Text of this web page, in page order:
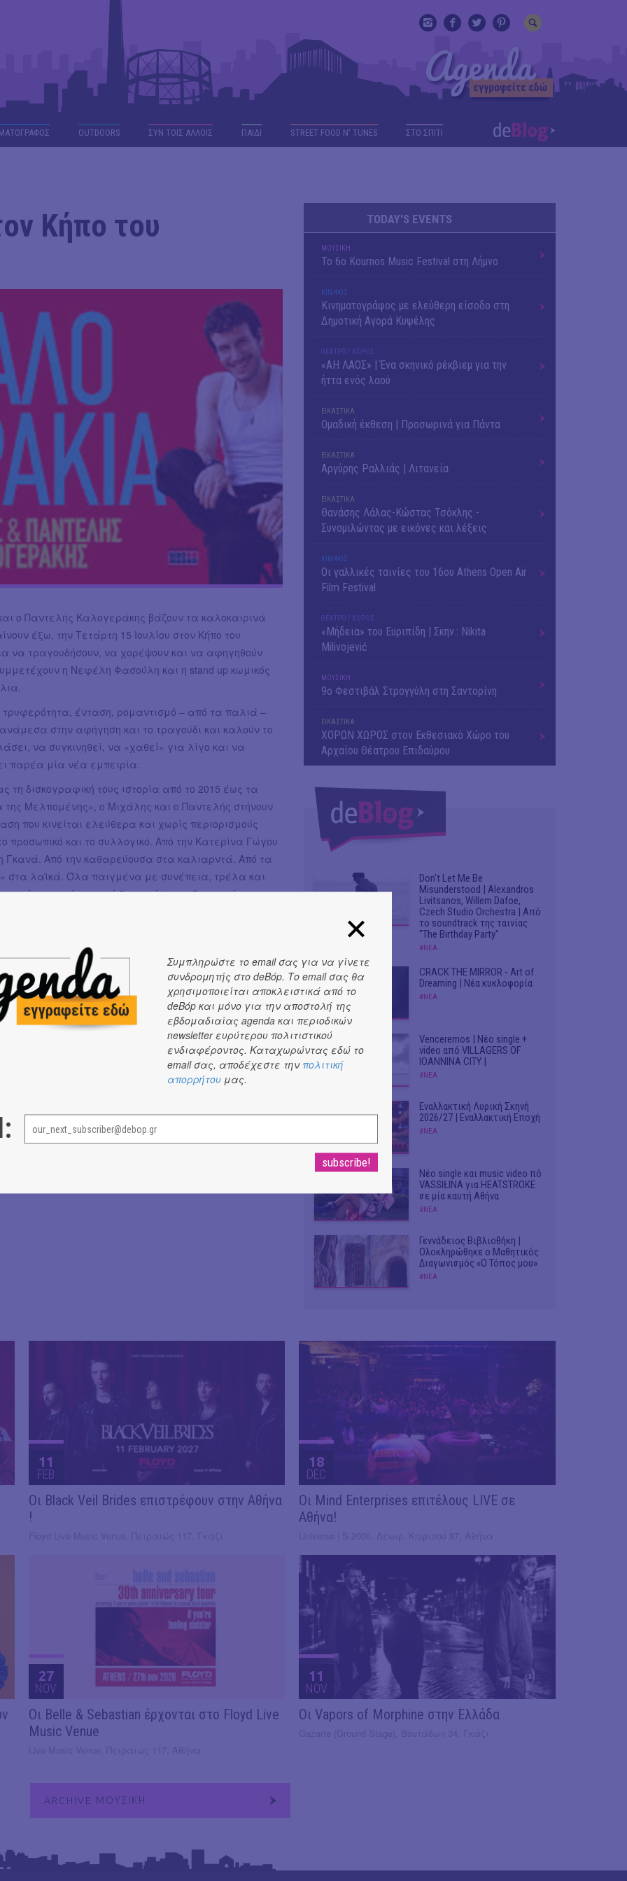
OUTDΟORS ΣΥΝ ΤΟΙΣ ΑΛΛΟΙΣ ΠΑΙΔΙ STREET FOOD N' TUNES ΣΤΟ ΣΠΙΤΙ
Κήπο του
ο Παντελής Καλογεράκης βάζουν τα καλοκαιρινά
έξω, την Τετάρτη 15 Ιουλίου στον Κήπο του
να τραγουδήσουν, να χορέψουν και να αφηγηθούν
η Νεφέλη Φασούλη και η stand up κωμικός
ένταση, ρομαντισμό – από τα παλιά –
στην αφήγηση και το τραγούδι και καλούν το
να συγκινηθεί, να «χαθεί» για λίγο και να
παρέα μία νέα εμπειρία.
τη δισκογραφική τους ιστορία από το 2015 έως τα
Μελπομένης», ο Μιχάλης και ο Παντελής στήνουν
που κινείται ελεύθερα και χωρίς περιορισμούς
προσωπικό και το συλλογικό. Από την Κατερίνα Γώγου
Γκανά. Από την καθαρεύουσα στα καλιαρντά. Από τα
στα λαϊκά. Όλα παιγμένα με συνέπεια, τρέλα και
ενώ για πρώτη φορά θα ακούσουμε ζωντανά τη
Μαντώ Χαντζή →
TODAY'S EVENTS
ΜΟΥΣΙΚΗ
Το 6ο Kournos Music Festival στη Λήμνο
ΚΙΝ/ΦΟΣ
Κινηματογράφος με ελεύθερη είσοδο στη
Δημοτική Αγορά Κυψέλης
ΘΕΑΤΡΟ / ΧΟΡΟΣ
«ΑΗ ΛΑΟΣ» | Ένα σκηνικό ρέκβιεμ για την
ήττα ενός λαού
ΕΙΚΑΣΤΙΚΑ
Ομαδική έκθεση | Προσωρινά για Πάντα
ΕΙΚΑΣΤΙΚΑ
Αργύρης Ραλλιάς | Λιτανεία
ΕΙΚΑΣΤΙΚΑ
Θανάσης Λάλας-Κώστας Τσόκλης -
Συνομιλώντας με εικόνες και λέξεις
ΚΙΝ/ΦΟΣ
Οι γαλλικές ταινίες του 16ου Athens Open Air
Film Festival
ΘΕΑΤΡΟ / ΧΟΡΟΣ
«Μήδεια» του Ευριπίδη | Σκην.: Nikita
Milivojević
ΜΟΥΣΙΚΗ
9o Φεστιβάλ Στρογγύλη στη Σαντορίνη
ΕΙΚΑΣΤΙΚΑ
ΧΟΡΩΝ ΧΩΡΟΣ στον Εκθεσιακό Χώρο του
Αρχαίου Θέατρου Επιδαύρου
Don't Let Me Be
Misunderstood | Alexandros
Livitsanos, Willem Dafoe,
Czech Studio Orchestra | Από
το soundtrack της ταινίας
"The Birthday Party"
#ΝΕΑ
CRACK THE MIRROR - Art of
Dreaming | Νέα κυκλοφορία
#ΝΕΑ
Venceremos | Νέο single +
video από VILLAGERS OF
IOANNINA CITY |
#ΝΕΑ
Εναλλακτική Λυρική Σκηνή
2026/27 | Εναλλακτική Εποχή
#ΝΕΑ
Νέο single και music video πό
VASSIŁINA για HEATSTROKE
σε μία καυτή Αθήνα
#ΝΕΑ
Γεννάδειος Βιβλιοθήκη |
Ολοκληρώθηκε ο Μαθητικός
Διαγωνισμός «Ο Τόπος μου»
#ΝΕΑ
11
FEB
Οι Black Veil Brides επιστρέφουν στην Αθήνα
!
18
DEC
Οι Mind Enterprises επιτέλους LIVE σε
Αθήνα!
27
NOV
Οι Belle & Sebastian έρχονται στο Floyd Live
Music Venue
11
NOV
Οι Vapors of Morphine στην Ελλάδα
ARCHIVE ΜΟΥΣΙΚΗ
Συμπληρώστε το email σας για να γίνετε
συνδρομητής στο deBόp. Το email σας θα
χρησιμοποιείται αποκλειστικά από το
deBόp και μόνο για την αποστολή της
εβδομαδιαίας agenda και περιοδικών
newsletter ευρύτερου πολιτιστικού
ενδιαφέροντος. Καταχωρώντας εδώ το
email σας, αποδέχεστε την πολιτική
απορρήτου μας.